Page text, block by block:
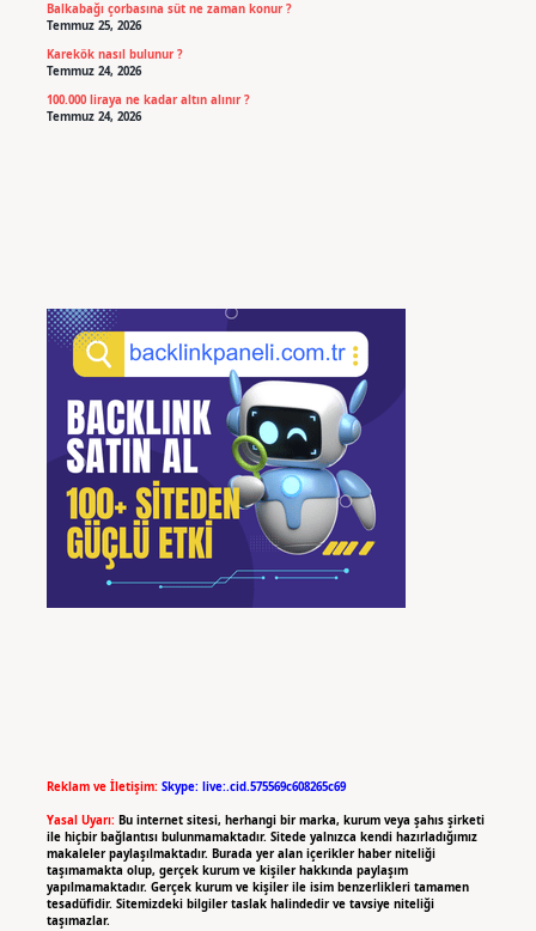
Balkabağı çorbasına süt ne zaman konur ?
Temmuz 25, 2026
Karekök nasıl bulunur ?
Temmuz 24, 2026
100.000 liraya ne kadar altın alınır ?
Temmuz 24, 2026
Reklam ve İletişim: Skype: live:.cid.575569c608265c69
Yasal Uyarı: Bu internet sitesi, herhangi bir marka, kurum veya şahıs şirketi
ile hiçbir bağlantısı bulunmamaktadır. Sitede yalnızca kendi hazırladığımız
makaleler paylaşılmaktadır. Burada yer alan içerikler haber niteliği
taşımamakta olup, gerçek kurum ve kişiler hakkında paylaşım
yapılmamaktadır. Gerçek kurum ve kişiler ile isim benzerlikleri tamamen
tesadüfidir. Sitemizdeki bilgiler taslak halindedir ve tavsiye niteliği
taşımazlar.